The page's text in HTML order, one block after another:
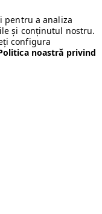
pentru a analiza
și conținutul nostru.
configura
noastră privind
brand